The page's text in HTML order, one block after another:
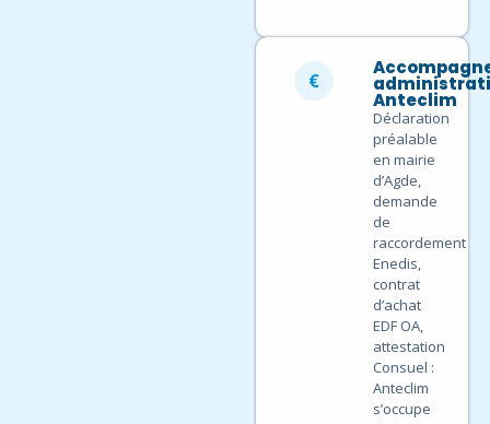
Anteclim
Déclaration
préalable
en mairie
d’Agde,
demande
de
raccordement
Enedis,
contrat
d’achat
EDF OA,
attestation
Consuel :
Anteclim
s’occupe